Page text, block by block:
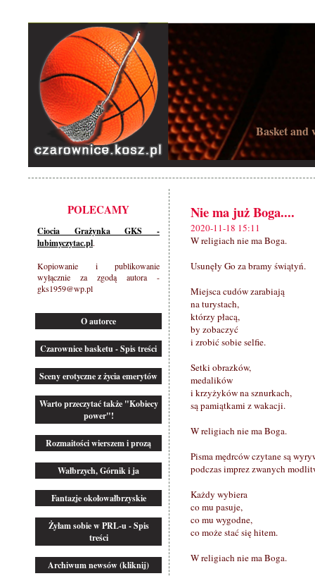
Basket and
POLECAMY
Ciocia Grażynka GKS -
lubimyczytac.pl.
Kopiowanie i publikowanie
wyłącznie za zgodą autora -
gks1959@wp.pl
O autorce
Czarownice basketu - Spis treści
Sceny erotyczne z życia emerytów
Warto przeczytać także "Kobiecy
power"!
Rozmaitości wierszem i prozą
Wałbrzych, Górnik i ja
Fantazje okołowałbrzyskie
Żyłam sobie w PRL-u - Spis
treści
Archiwum newsów (kliknij)
Nie ma już Boga....
2020-11-18 15:11
W religiach nie ma Boga.
Usunęły Go za bramy świątyń.
Miejsca cudów zarabiają
na turystach,
którzy płacą,
by zobaczyć
i zrobić sobie selfie.
Setki obrazków,
medalików
i krzyżyków na sznurkach,
są pamiątkami z wakacji.
W religiach nie ma Boga.
Pisma mędrców czytane są
podczas imprez zwanych
Każdy wybiera
co mu pasuje,
co mu wygodne,
co może stać się hitem.
W religiach nie ma Boga.